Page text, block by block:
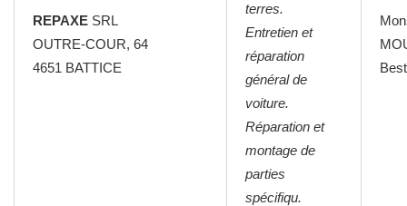
REPAXE SRL
OUTRE-COUR, 64
4651 BATTICE
terres.
Entretien et
réparation
général de
voiture.
Réparation et
montage de
parties
spécifiqu.